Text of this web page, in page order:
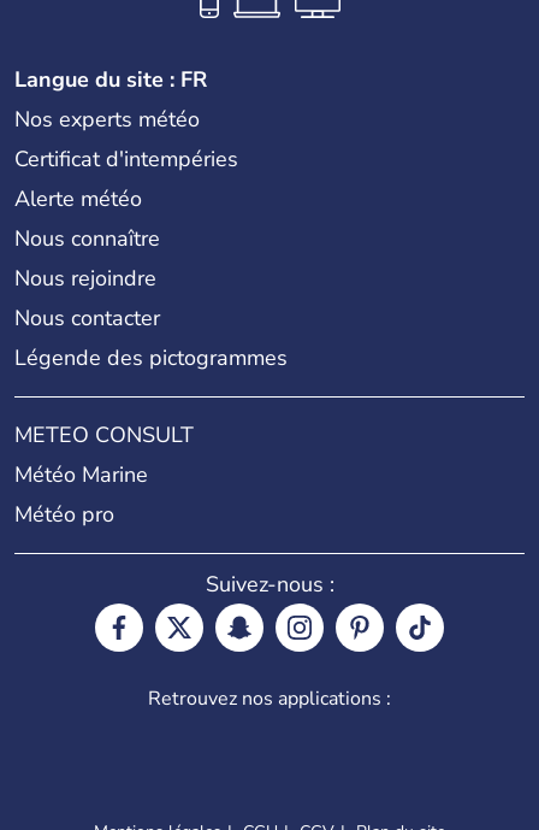
Langue du site : FR
Nos experts météo
Certificat d'intempéries
Alerte météo
Nous connaître
Nous rejoindre
Nous contacter
Légende des pictogrammes
METEO CONSULT
Météo Marine
Météo pro
Suivez-nous :
Retrouvez nos applications :